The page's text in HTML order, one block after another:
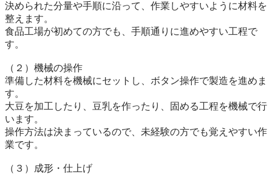
決められた分量や手順に沿って、作業しやすいように材料を
整えます。
食品工場が初めての方でも、手順通りに進めやすい工程で
す。
（２）機械の操作
準備した材料を機械にセットし、ボタン操作で製造を進めま
す。
大豆を加工したり、豆乳を作ったり、固める工程を機械で行
います。
操作方法は決まっているので、未経験の方でも覚えやすい作
業です。
（３）成形・仕上げ